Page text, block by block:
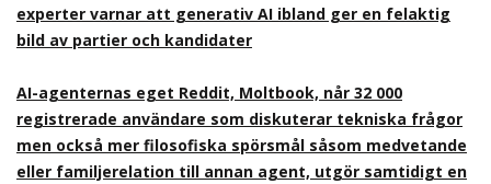
experter varnar att generativ AI ibland ger en felaktig
bild av partier och kandidater
AI-agenternas eget Reddit, Moltbook, når 32 000
registrerade användare som diskuterar tekniska frågor
men också mer filosofiska spörsmål såsom medvetande
eller familjerelation till annan agent, utgör samtidigt en